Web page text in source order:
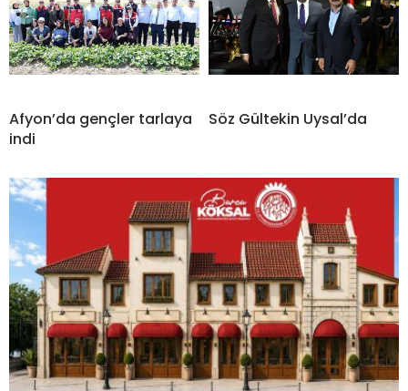
Afyon’da gençler tarlaya
indi
Söz Gültekin Uysal’da